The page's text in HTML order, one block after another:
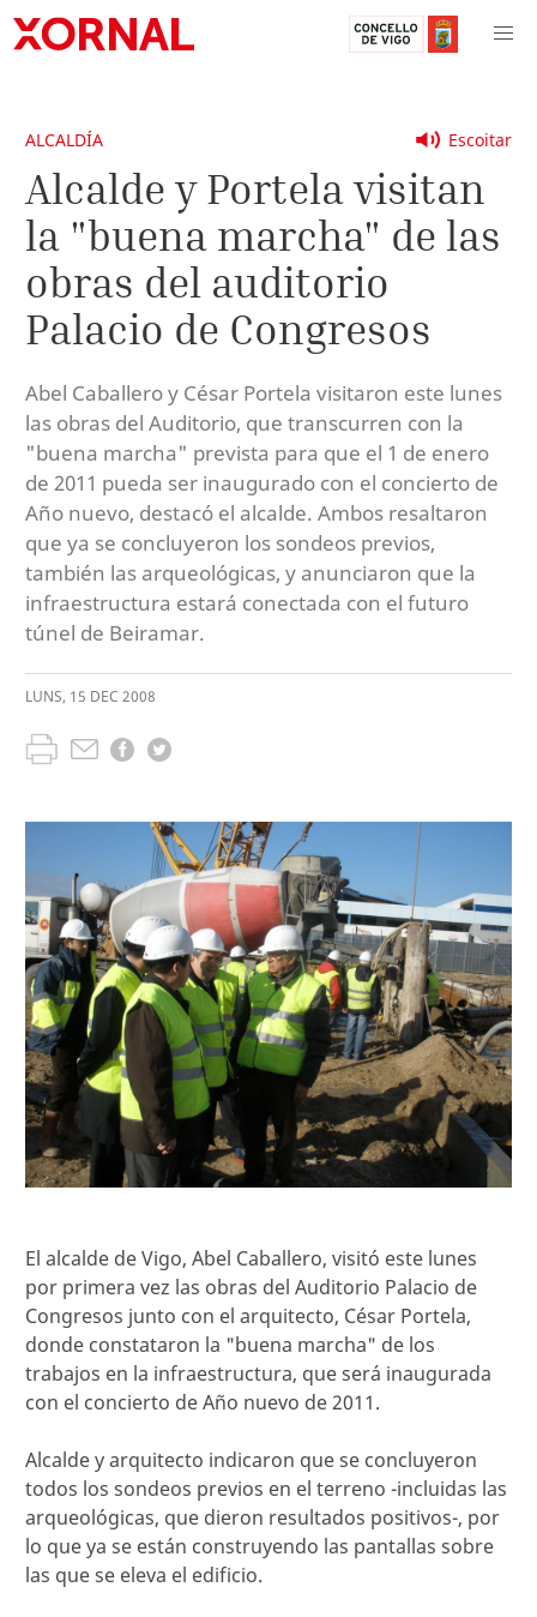
Escoitar
ALCALDÍA
Alcalde y Portela visitan
la "buena marcha" de las
obras del auditorio
Palacio de Congresos
Abel Caballero y César Portela visitaron este lunes
las obras del Auditorio, que transcurren con la
"buena marcha" prevista para que el 1 de enero
de 2011 pueda ser inaugurado con el concierto de
Año nuevo, destacó el alcalde. Ambos resaltaron
que ya se concluyeron los sondeos previos,
también las arqueológicas, y anunciaron que la
infraestructura estará conectada con el futuro
túnel de Beiramar.
LUNS, 15 DEC 2008
El alcalde de Vigo, Abel Caballero, visitó este lunes
por primera vez las obras del Auditorio Palacio de
Congresos junto con el arquitecto, César Portela,
donde constataron la "buena marcha" de los
trabajos en la infraestructura, que será inaugurada
con el concierto de Año nuevo de 2011.
Alcalde y arquitecto indicaron que se concluyeron
todos los sondeos previos en el terreno -incluidas las
arqueológicas, que dieron resultados positivos-, por
lo que ya se están construyendo las pantallas sobre
las que se eleva el edificio.